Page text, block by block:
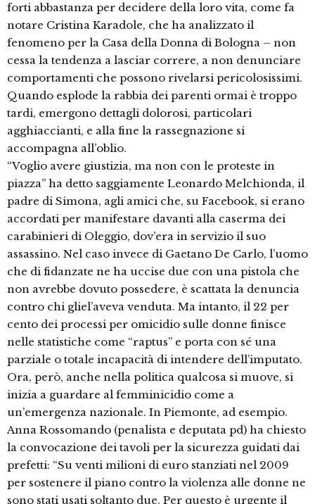
forti abbastanza per decidere della loro vita, come fa
notare Cristina Karadole, che ha analizzato il
fenomeno per la Casa della Donna di Bologna – non
cessa la tendenza a lasciar correre, a non denunciare
comportamenti che possono rivelarsi pericolosissimi.
Quando esplode la rabbia dei parenti ormai è troppo
tardi, emergono dettagli dolorosi, particolari
agghiaccianti, e alla fine la rassegnazione si
accompagna all’oblio.
“Voglio avere giustizia, ma non con le proteste in
piazza” ha detto saggiamente Leonardo Melchionda, il
padre di Simona, agli amici che, su Facebook, si erano
accordati per manifestare davanti alla caserma dei
carabinieri di Oleggio, dov’era in servizio il suo
assassino. Nel caso invece di Gaetano De Carlo, l’uomo
che di fidanzate ne ha uccise due con una pistola che
non avrebbe dovuto possedere, è scattata la denuncia
contro chi gliel’aveva venduta. Ma intanto, il 22 per
cento dei processi per omicidio sulle donne finisce
nelle statistiche come “raptus” e porta con sé una
parziale o totale incapacità di intendere dell’imputato.
Ora, però, anche nella politica qualcosa si muove, si
inizia a guardare al femminicidio come a
un’emergenza nazionale. In Piemonte, ad esempio.
Anna Rossomando (penalista e deputata pd) ha chiesto
la convocazione dei tavoli per la sicurezza guidati dai
prefetti: “Su venti milioni di euro stanziati nel 2009
per sostenere il piano contro la violenza alle donne ne
sono stati usati soltanto due. Per questo è urgente il